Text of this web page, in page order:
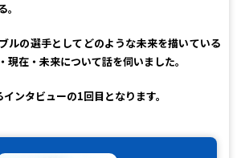
ルの選手としてどのような未来を描いている
現在・未来について話を伺いました。
ンタビューの1回目となります。